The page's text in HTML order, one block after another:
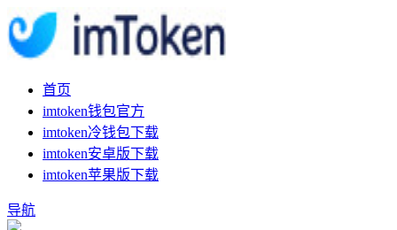
首页
imtoken钱包官方
imtoken冷钱包下载
imtoken安卓版下载
imtoken苹果版下载
导航